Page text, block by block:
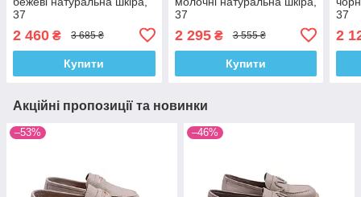
37
2 460 ₴ 3 685 ₴
Купити
37
2 295₴ 3 555 ₴
Купити
37
2
Акційні пропозиції та новинки
–53% –46%